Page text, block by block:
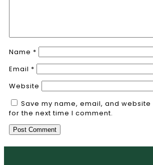
Name *
Email *
Website
Save my name, email, and
for the next time I comment.